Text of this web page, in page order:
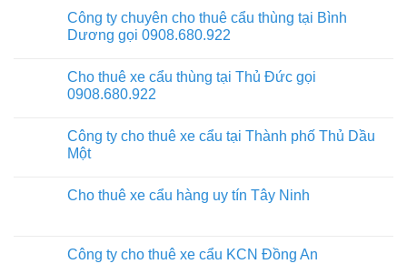
Công ty chuyên cho thuê cẩu thùng tại Bình
Dương gọi 0908.680.922
Cho thuê xe cẩu thùng tại Thủ Đức gọi
0908.680.922
Công ty cho thuê xe cẩu tại Thành phố Thủ Dầu
Một
Cho thuê xe cẩu hàng uy tín Tây Ninh
Công ty cho thuê xe cẩu KCN Đồng An